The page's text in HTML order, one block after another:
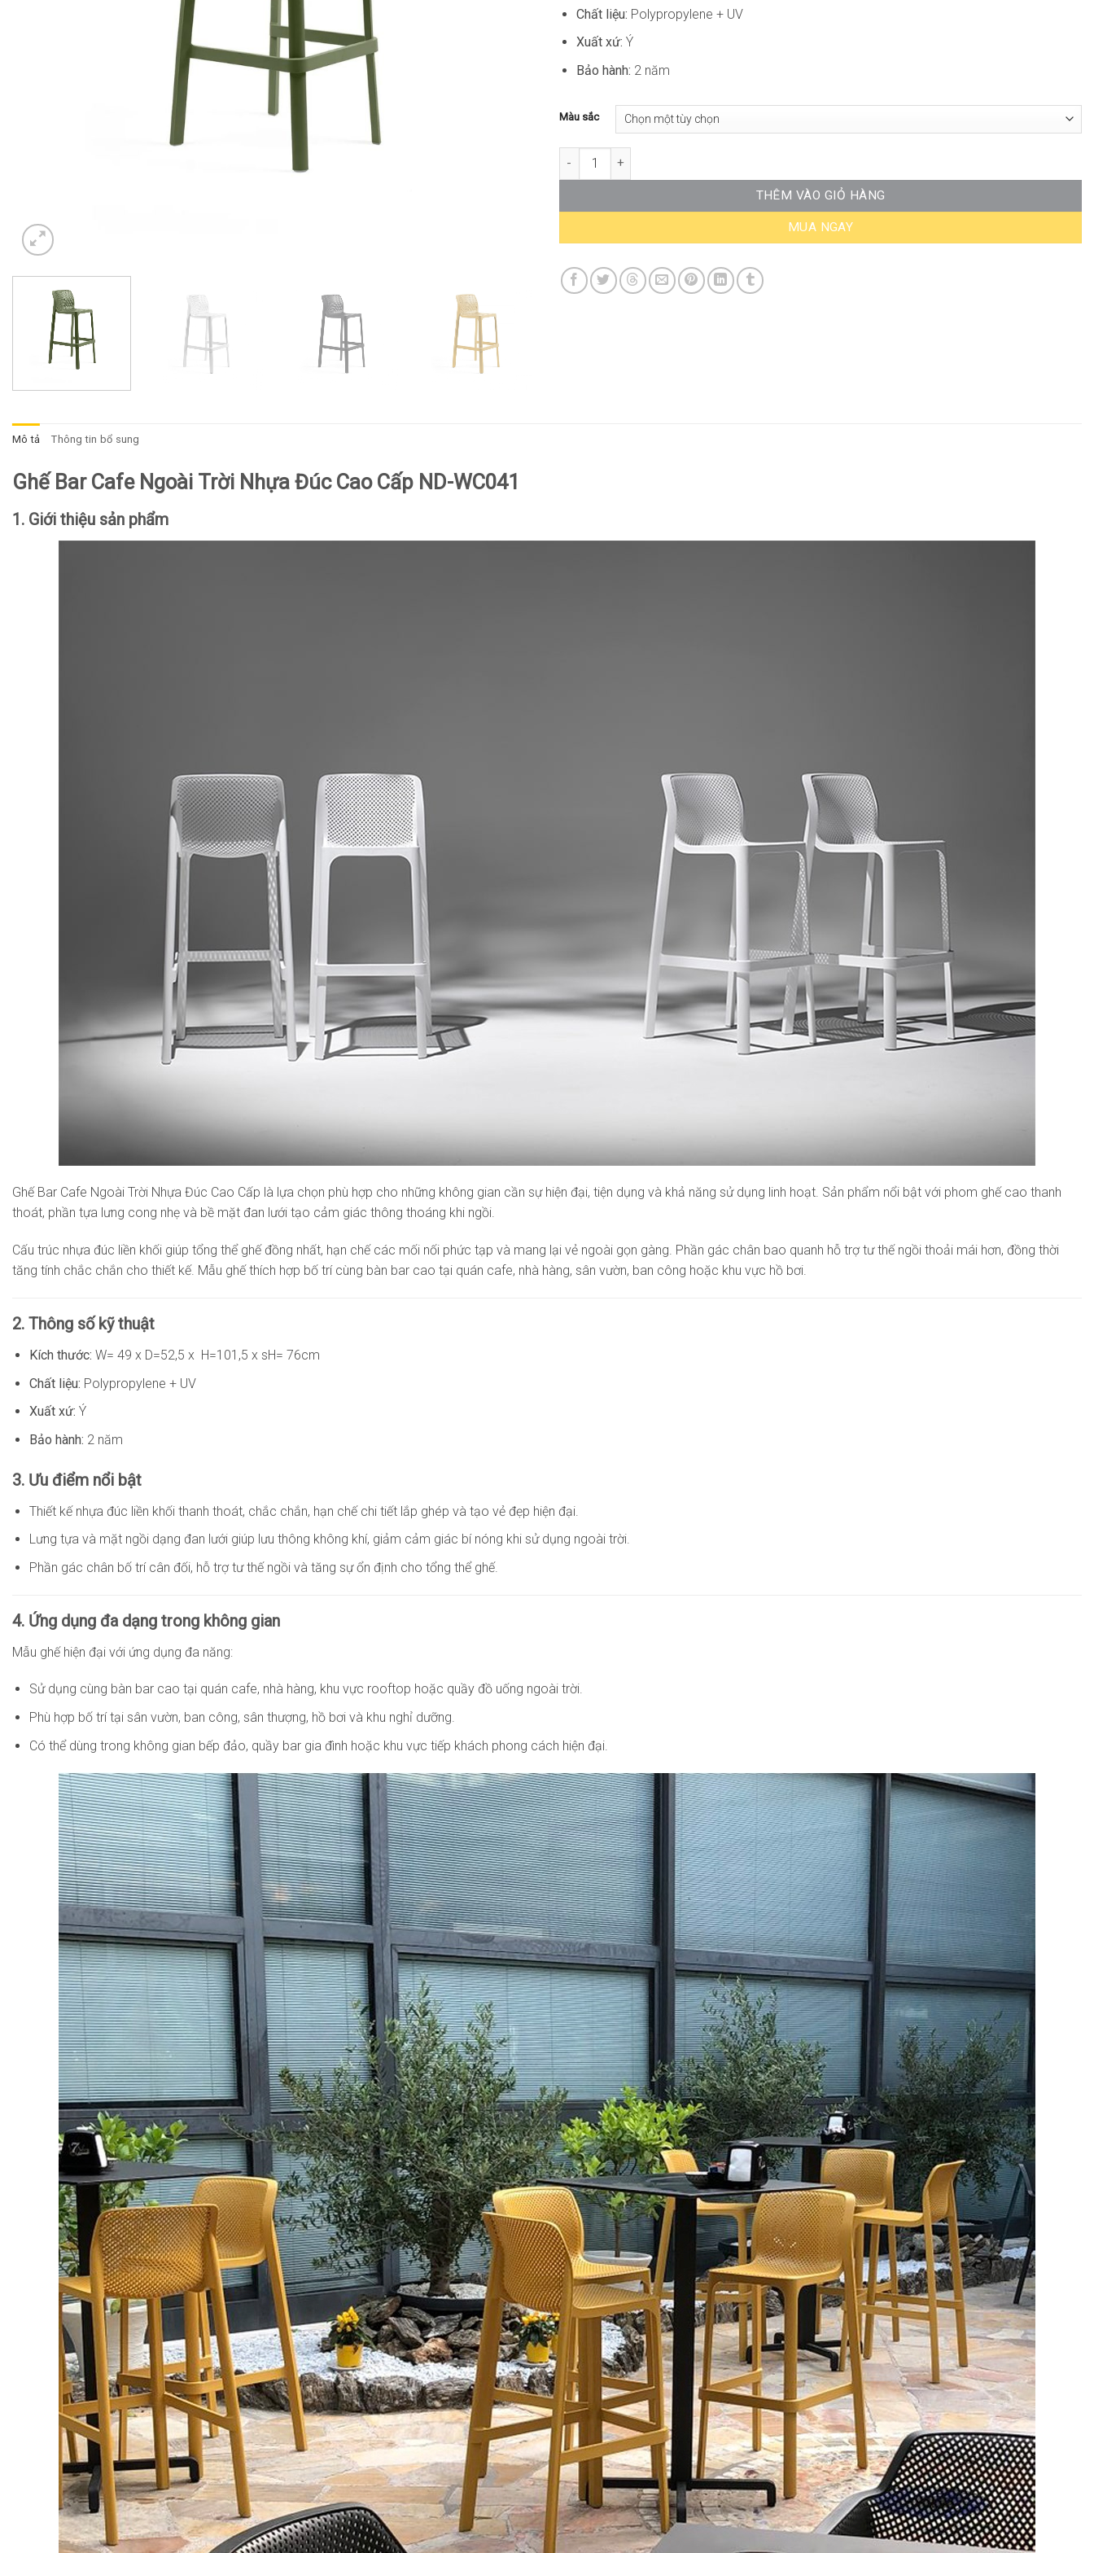
Chất liệu: Polypropylene + UV
Xuất xứ: Ý
Bảo hành: 2 năm
Màu sắc
Ghế Bar Cafe Ngoài Trời Nhựa Đúc Cao Cấp ND-WC041 số lượng
THÊM VÀO GIỎ HÀNG
MUA NGAY
Mô tả Thông tin bổ sung
Ghế Bar Cafe Ngoài Trời Nhựa Đúc Cao Cấp ND-WC041
1. Giới thiệu sản phẩm
Ghế Bar Cafe Ngoài Trời Nhựa Đúc Cao Cấp là lựa chọn phù hợp cho những không gian cần sự hiện đại, tiện dụng và khả năng sử dụng linh hoạt. Sản phẩm nổi bật với phom ghế cao thanh
thoát, phần tựa lưng cong nhẹ và bề mặt đan lưới tạo cảm giác thông thoáng khi ngồi.
Cấu trúc nhựa đúc liền khối giúp tổng thể ghế đồng nhất, hạn chế các mối nối phức tạp và mang lại vẻ ngoài gọn gàng. Phần gác chân bao quanh hỗ trợ tư thế ngồi thoải mái hơn, đồng thời
tăng tính chắc chắn cho thiết kế. Mẫu ghế thích hợp bố trí cùng bàn bar cao tại quán cafe, nhà hàng, sân vườn, ban công hoặc khu vực hồ bơi.
2. Thông số kỹ thuật
Kích thước: W= 49 x D=52,5 x H=101,5 x sH= 76cm
Chất liệu: Polypropylene + UV
Xuất xứ: Ý
Bảo hành: 2 năm
3. Ưu điểm nổi bật
Thiết kế nhựa đúc liền khối thanh thoát, chắc chắn, hạn chế chi tiết lắp ghép và tạo vẻ đẹp hiện đại.
Lưng tựa và mặt ngồi dạng đan lưới giúp lưu thông không khí, giảm cảm giác bí nóng khi sử dụng ngoài trời.
Phần gác chân bố trí cân đối, hỗ trợ tư thế ngồi và tăng sự ổn định cho tổng thể ghế.
4. Ứng dụng đa dạng trong không gian
Mẫu ghế hiện đại với ứng dụng đa năng:
Sử dụng cùng bàn bar cao tại quán cafe, nhà hàng, khu vực rooftop hoặc quầy đồ uống ngoài trời.
Phù hợp bố trí tại sân vườn, ban công, sân thượng, hồ bơi và khu nghỉ dưỡng.
Có thể dùng trong không gian bếp đảo, quầy bar gia đình hoặc khu vực tiếp khách phong cách hiện đại.